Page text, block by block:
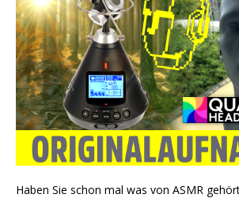
Haben Sie schon mal was von ASMR